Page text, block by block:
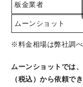
板金業者
ムーンショット
※料金相場は弊社調
ムーンショットでは
（税込）から依頼で